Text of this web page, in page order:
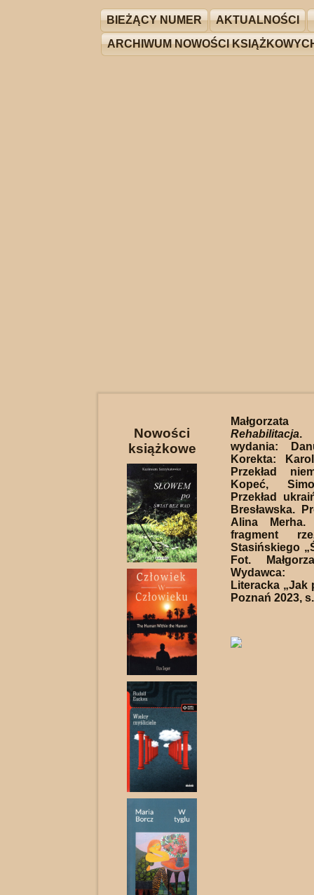
BIEŻĄCY NUMER AKTUALNOŚCI
ARCHIWUM NOWOŚCI
Nowości
książkowe
Rehabilitacja.
wydania:
Korekta:
Przekład
Kopeć,
Przekład
Bresławska.
Alina Merha.
fragment
Stasińskiego
Fot.
Wydawca:
Literacka „Jak
Poznań 2023,